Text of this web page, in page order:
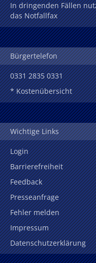
In dringenden Fällen
das Notfallfax
Bürgertelefon
0331 2835 0331
* Kostenübersicht
Wichtige Links
Login
Barrierefreiheit
Feedback
Presseanfrage
Fehler melden
Impressum
Datenschutzerklärung